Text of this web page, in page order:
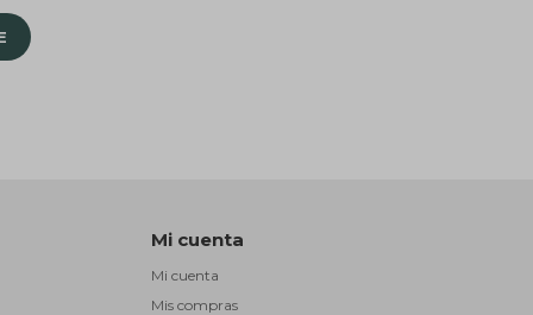
Mi cuenta
Mi cuenta
Mis compras